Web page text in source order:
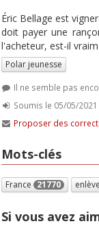
Éric Bellage est
doit payer une
l'acheteur, est-il
Polar jeunesse
Il ne semble pas
Soumis le 05/05/
Proposer des
Mots-clés
France 21770
Si vous avez